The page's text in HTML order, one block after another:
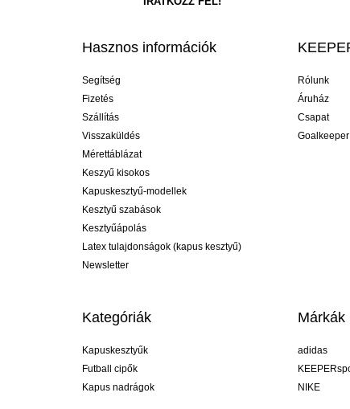
Hasznos információk
Segítség
Fizetés
Szállítás
Visszaküldés
Mérettáblázat
Keszyű kisokos
Kapuskesztyű-modellek
Kesztyű szabások
Kesztyűápolás
Latex tulajdonságok (kapus kesztyű)
Newsletter
Rólunk
Áruház
Csapat
Kategóriák
Kapuskesztyűk
Futball cipők
Kapus nadrágok
Márkák
adidas
NIKE